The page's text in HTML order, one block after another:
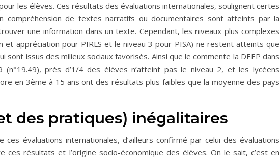
les élèves. Ces résultats des évaluations internationales, soulignent certes
compréhension de textes narratifs ou documentaires sont atteints par la
une information dans un texte. Cependant, les niveaux plus complexes
et appréciation pour PIRLS et le niveau 3 pour PISA) ne restent atteints que
sont issus des milieux sociaux favorisés. Ainsi que le commente la DEEP dans
(n°19.49), près d’1/4 des élèves n’atteint pas le niveau 2, et les lycéens
en 3ème à 15 ans ont des résultats plus faibles que la moyenne des pays
des pratiques) inégalitaires
évaluations internationales, d’ailleurs confirmé par celui des évaluations
résultats et l’origine socio-économique des élèves. On le sait, c’est en